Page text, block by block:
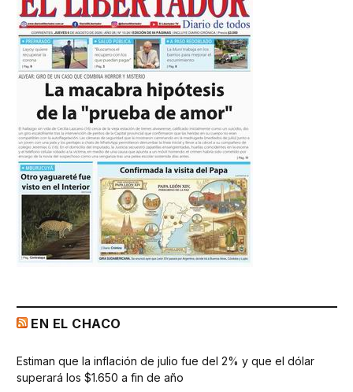
EN EL CHACO
Estiman que la inflación de julio fue del 2% y que el dólar
superará los $1.650 a fin de año